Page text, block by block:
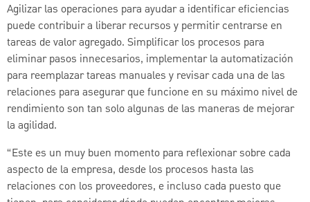
Agilizar las operaciones para ayudar a identificar eficiencias
puede contribuir a liberar recursos y permitir centrarse en
tareas de valor agregado. Simplificar los procesos para
eliminar pasos innecesarios, implementar la automatización
para reemplazar tareas manuales y revisar cada una de las
relaciones para asegurar que funcione en su máximo nivel de
rendimiento son tan solo algunas de las maneras de mejorar
la agilidad.
“Este es un muy buen momento para reflexionar sobre cada
aspecto de la empresa, desde los procesos hasta las
relaciones con los proveedores, e incluso cada puesto que